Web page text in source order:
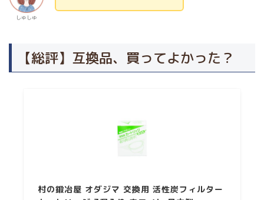
しゅしゅ
【総評】互換品、買ってよかった？
村の鍛冶屋 オダジマ 交換用 活性炭フィルター